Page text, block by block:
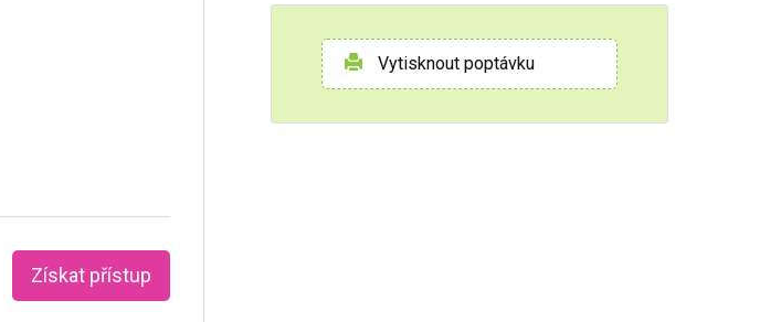
Získat přístup
Vytisknout poptávku